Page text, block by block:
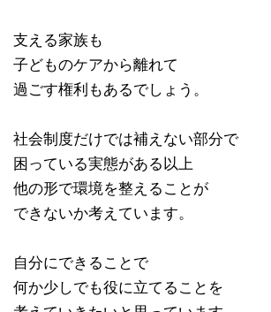
支える家族も
子どものケアから離れて
過ごす権利もあるでしょう。
社会制度だけでは補えない部分で
困っている実態がある以上
他の形で環境を整えることが
できないか考えています。
自分にできることで
何か少しでも役に立てることを